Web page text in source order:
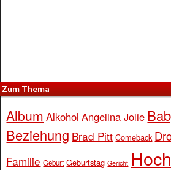
Zum Thema
Album Alkohol Angelina Jolie
Beziehung Brad Pitt Comeback
Familie Geburt Geburtstag Gericht